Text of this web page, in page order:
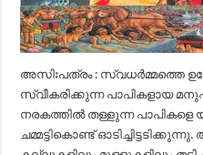
അസിഃപത്രം : സ്വധർമ്മത്തെ
സ്വീകരിക്കുന്ന പാപികളായ
നരകത്തിൽ തള്ളുന്ന പാപികളെ
ചമ്മട്ടികൊണ്ട്